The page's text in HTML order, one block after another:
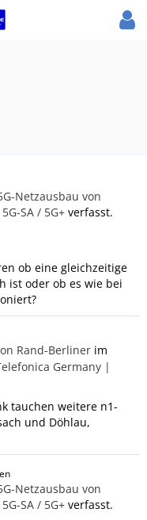
Netzausbau von
SA / 5G+ verfasst.
ob eine gleichzeitige
ist oder ob es wie bei
Rand-Berliner im
Germany |
tauchen weitere n1-
und Döhlau,
Netzausbau von
SA / 5G+ verfasst.